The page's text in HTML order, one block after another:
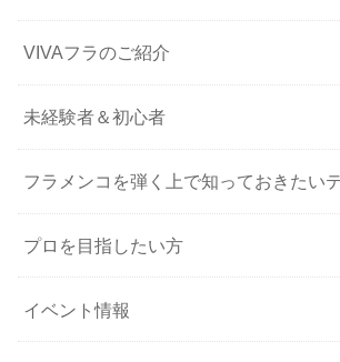
VIVAフラのご紹介
未経験者＆初心者
フラメンコを弾く上で知っておきたい
プロを目指したい方
イベント情報